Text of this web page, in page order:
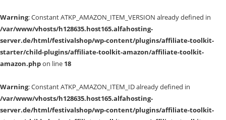
Warning: Constant ATKP_AMAZON_ITEM_VERSION already defined in
/var/www/vhosts/h128635.host165.alfahosting-
server.de/html/festivalshop/wp-content/plugins/affiliate-toolkit-
starter/child-plugins/affiliate-toolkit-amazon/affiliate-toolkit-
amazon.phpon line 18
Warning: Constant ATKP_AMAZON_ITEM_ID already defined in
/var/www/vhosts/h128635.host165.alfahosting-
server.de/html/festivalshop/wp-content/plugins/affiliate-toolkit-